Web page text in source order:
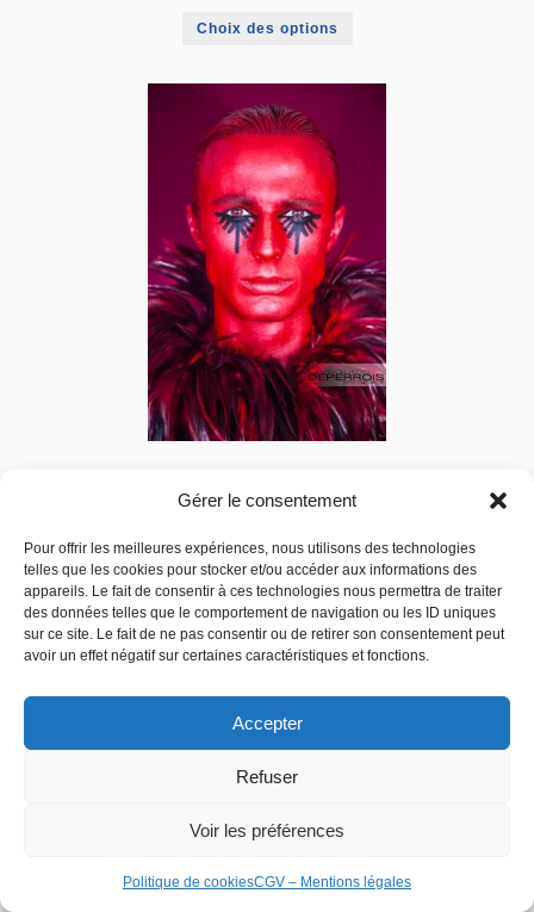
Gérer le consentement
Pour offrir les meilleures expériences, nous utilisons des technologies
telles que les cookies pour stocker et/ou accéder aux informations des
appareils. Le fait de consentir à ces technologies nous permettra de traiter
des données telles que le comportement de navigation ou les ID uniques
sur ce site. Le fait de ne pas consentir ou de retirer son consentement peut
avoir un effet négatif sur certaines caractéristiques et fonctions.
Accepter
Refuser
Voir les préférences
Politique de cookiesCGV – Mentions légales
Choix des options
270,00
Choix des options